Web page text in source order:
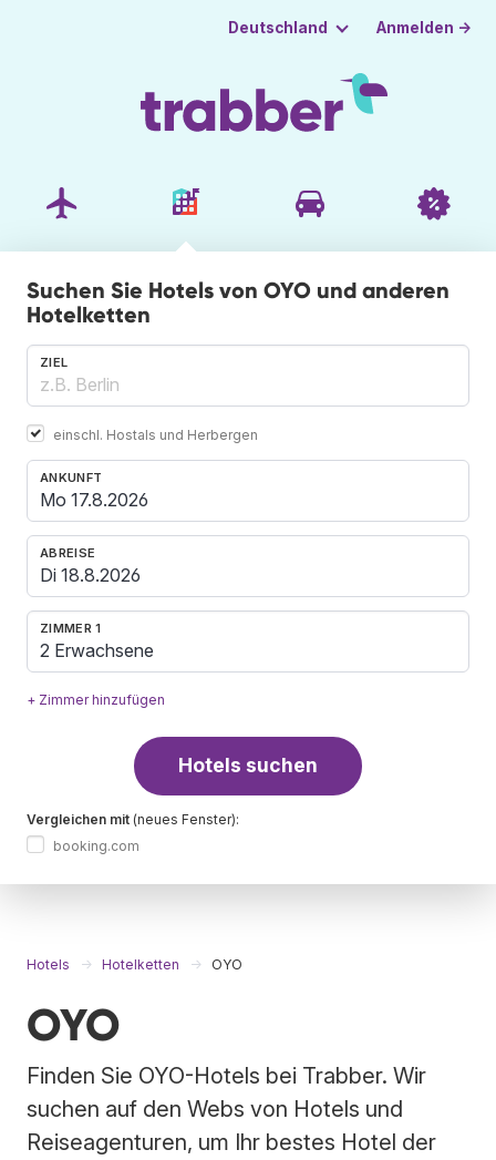
Deutschland Anmelden →
Suchen Sie Hotels von OYO und anderen
Hotelketten
ZIEL
einschl. Hostals und Herbergen
ANKUNFT
ABREISE
ZIMMER 1
2 Erwachsene
+ Zimmer hinzufügen
Hotels suchen
Vergleichen mit (neues Fenster):
booking.com
Hotels Hotelketten OYO
OYO
Finden Sie OYO-Hotels bei Trabber. Wir
suchen auf den Webs von Hotels und
Reiseagenturen, um Ihr bestes Hotel der